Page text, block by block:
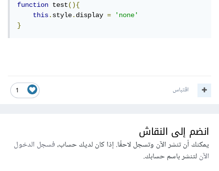
c.autoBoundMethod
const { autoBoundMethod } = c
function test(){
this.style.display =
'none'
}
1 اقتباس
انضم إلى النقاش
يمكنك أن تنشر الآن وتسجل لاحقًا. إذا كان لديك حساب،فسجل الدخول
الآنلتنشر باسم حسابك.